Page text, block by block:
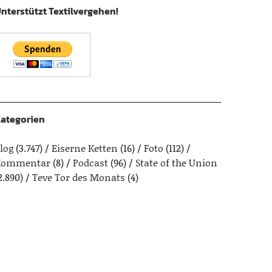
Textilvergehen!
(3.747) Eiserne Ketten (16) Foto (112)
(8) Podcast(96)
State of the Union
Teve Tor des Monats (4)